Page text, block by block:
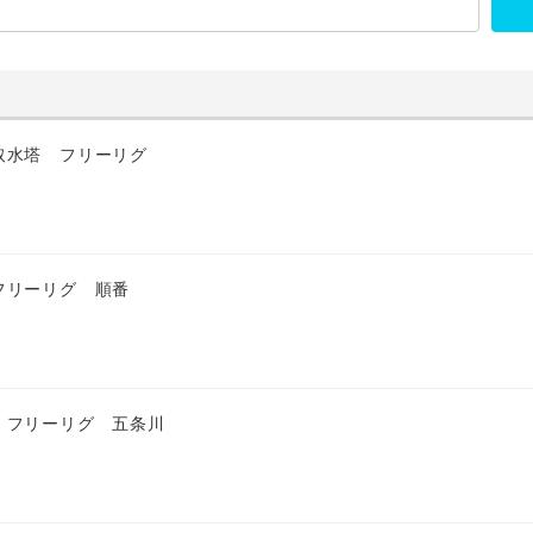
塔 フリーリグ
リーリグ 順番
リーリグ 五条川